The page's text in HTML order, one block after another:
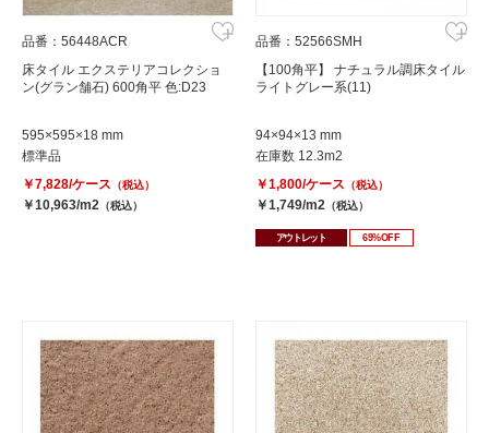
品番：56448ACR
床タイル エクステリアコレクショ
ン(グラン舗石) 600角平 色:D23
595×595×18 mm
標準品
￥7,828/ケース （税込）
￥10,963/m2 （税込）
品番：52566SMH
【100角平】 ナチュラル調床タイル
ライトグレー系(11)
94×94×13 mm
在庫数 12.3m2
￥1,800/ケース （税込）
￥1,749/m2 （税込）
アウトレット 69%OFF